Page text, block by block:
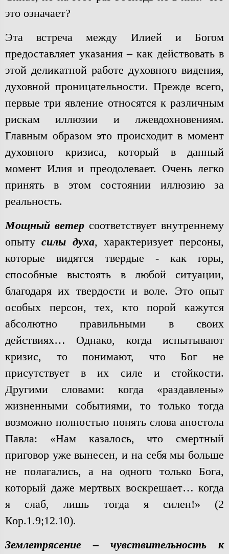
это означает?
Эта встреча между Илией и Богом
предоставляет указания – как действовать в
этой деликатной работе духовного видения,
духовной проницательности. Прежде всего,
первые три явление относятся к различным
рискам иллюзии и лжевдохновениям.
Главным образом это происходит в момент
духовного кризиса, который в данный
момент Илия и преодолевает. Очень легко
принять в этом состоянии иллюзию за
реальность.
Мощный ветер соответствует внутреннему
опытусилы духа, характеризует персоны,
которые видятся твердые - как горы,
способные выстоять в любой ситуации,
благодаря их твердости и воле. Это опыт
особых персон, тех, кто порой кажутся
абсолютно правильными в своих
действиях… Однако, когда испытывают
кризис, то понимают, что Бог не
присутствует в их силе и стойкости.
Другими словами: когда «раздавлены»
жизненными событиями, то только тогда
возможно полностью понять слова апостола
Павла: «Нам казалось, что смертный
приговор уже вынесен, и на себя мы больше
не полагались, а на одного только Бога,
который даже мертвых воскрешает… когда
я слаб, лишь тогда я силен!» (2
Кор.1.9;12.10).
Землетрясение – чувствительность к